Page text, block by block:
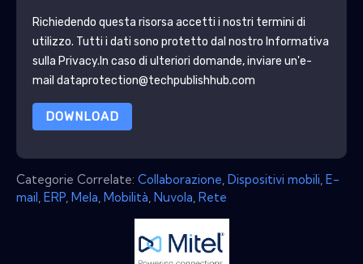
Richiedendo questa risorsa accetti i nostri termini di
utilizzo. Tutti i dati sono protetto dal nostro Informativa
sulla Privacy.In caso di ulteriori domande, inviare un'e-
mail dataprotection@techpublishhub.com
DOWNLOAD
Categorie Correlate: Collaborazione Dispositivi mobili E-
mail ERP Mela Mobilità Nuvola Rete